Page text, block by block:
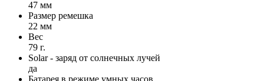
47 мм
Размер ремешка
22 мм
Вес
79 г.
Solar - заряд от солнечных лучей
да
Батарея в режиме умных часов